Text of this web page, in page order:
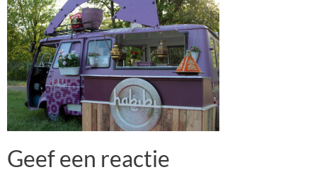
Geef een reactie